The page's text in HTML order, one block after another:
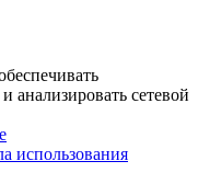
анализировать сетевой
использования